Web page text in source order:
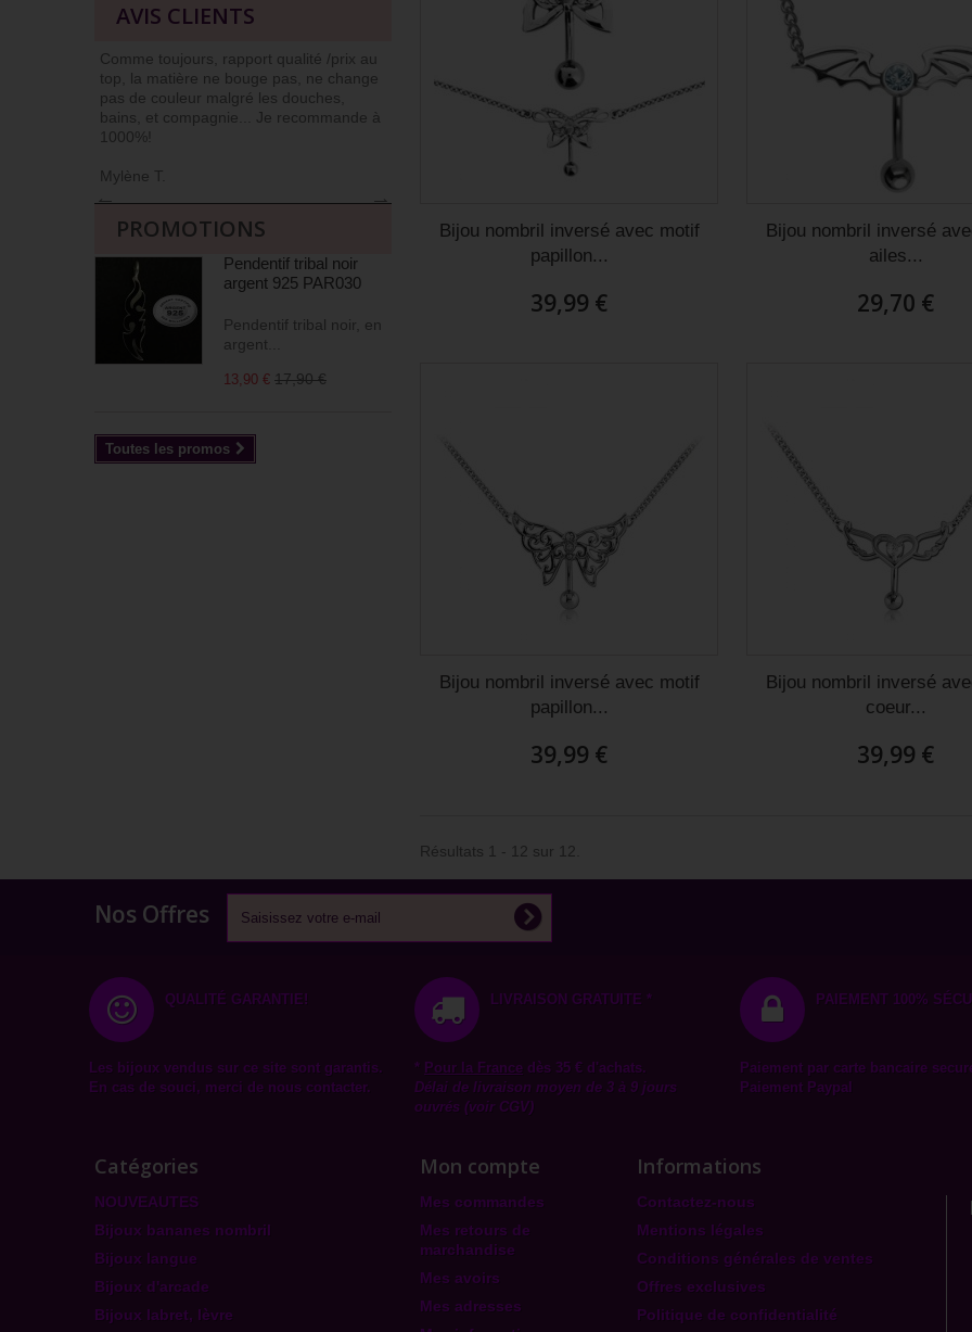
AVIS CLIENTS
Comme toujours, rapport qualité /prix au
top, la matière ne bouge pas, ne change
pas de couleur malgré les douches,
bains, et compagnie... Je recommande à
1000%!
Mylène T.
J’ai l’habitude de commander sur ce site
car niveau qualité prix c’est au top !
Commander et reçu rapidement articles
livrés soigneusement et avec gentillesse
Juste superbe. Piercing de cartilage du
plus bel effet et franchement je le laisse
la journée et la nuit, il est vraiment
→
←
PROMOTIONS
Pendentif tribal noir
argent 925 PAR030
Pendentif tribal noir, en
argent...
13,90 € 17,90 €
Toutes les promos
Bijou nombril inversé avec motif
papillon...
39,99 €
Bijou nombril inversé
ailes...
29,70 €
Bijou nombril inversé avec motif
papillon...
39,99 €
Bijou nombril inversé
coeur...
39,99 €
Résultats 1 - 12 sur 12.
Nos Offres
QUALITÉ GARANTIE!
Les bijoux vendus sur ce site sont garantis.
En cas de souci, merci de nous contacter.
LIVRAISON GRATUITE *
* Pour la France dès 35 € d'achats.
Délai de livraison moyen de 3 à 9 jours
ouvrés (voir CGV)
PAIEMENT 100%
Paiement par carte bancaire
Paiement Paypal
Catégories
NOUVEAUTES
Bijoux bananes nombril
Bijoux langue
Bijoux d'arcade
Bijoux labret, lèvre
Mon compte
Mes commandes
Mes retours de
marchandise
Mes avoirs
Mes adresses
Informations
Contactez-nous
Mentions légales
Conditions générales de ventes
Offres exclusives
Politique de confidentialité